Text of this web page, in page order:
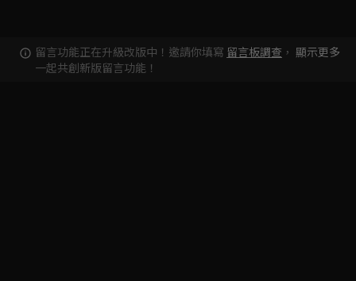
留言功能正在升級改版中！邀請你填寫 留言板調查 ，
一起共創新版留言功能！
顯示更多